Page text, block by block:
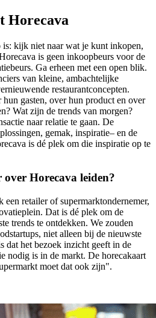
Horecava
kijk niet naar wat je kunt inkopen,
is geen inkoopbeurs voor de
Ga erheen met een open blik.
van kleine, ambachtelijke
restaurantconcepten.
gasten, over hun product en over
Wat zijn de trends van morgen?
naar relatie te gaan. De
gemak, inspiratie– en de
is dé plek om die inspiratie op te
Horecava leiden?
retailer of supermarktondernemer,
Dat is dé plek om de
trends te ontdekken. We zouden
niet alleen bij de nieuwste
dat het bezoek inzicht geeft in de
nodig is in de markt. De horecakaart
moet dat ook zijn".